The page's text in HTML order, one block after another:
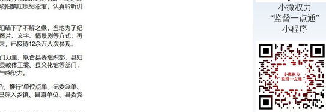
小微权力
“监督一点通”
小程序